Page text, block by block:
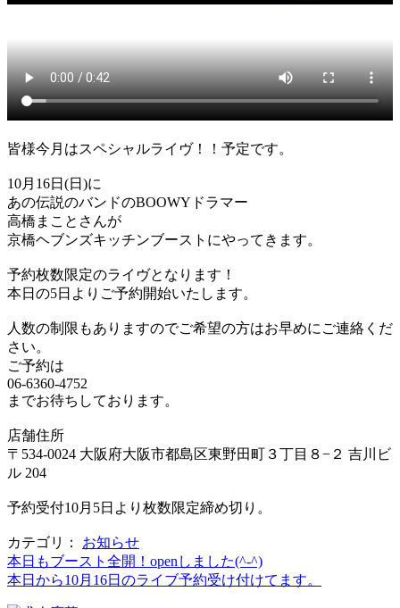
皆様今月はスペシャルライヴ！！予定です。
10月16日(日)に
あの伝説のバンドのBOOWYドラマー
高橋まことさんが
京橋ヘブンズキッチンブーストにやってきます。
予約枚数限定のライヴとなります！
本日の5日よりご予約開始いたします。
人数の制限もありますのでご希望の方はお早めにご連絡くだ
さい。
ご予約は
06-6360-4752
までお待ちしております。
店舗住所
〒534-0024 大阪府大阪市都島区東野田町３丁目８−２ 吉川ビ
ル 204
予約受付10月5日より枚数限定締め切り。
カテゴリ： お知らせ
本日もブースト全開！openしました(^-^)
本日から10月16日のライブ予約受け付けてます。